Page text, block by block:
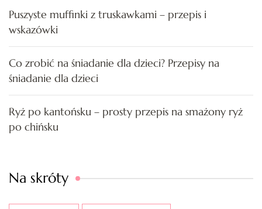
Puszyste muffinki z truskawkami – przepis i
wskazówki
Co zrobić na śniadanie dla dzieci? Przepisy na
śniadanie dla dzieci
Ryż po kantońsku – prosty przepis na smażony ryż
po chińsku
Na skróty